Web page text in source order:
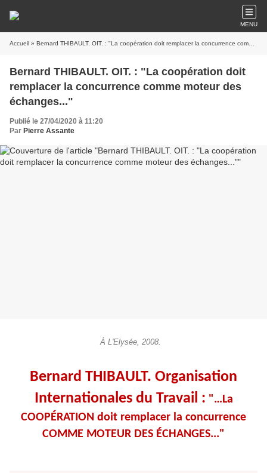
MENU
Accueil » Bernard THIBAULT. OIT. : "La coopération doit remplacer la concurrence comme moteur des échanges..."
Bernard THIBAULT. OIT. : "La coopération doit
remplacer la concurrence comme moteur des
échanges..."
Publié le 27/04/2020 à 11:20
Par Pierre Assante
À L'Elysée, 2008.
Bernard THIBAULT. Organisation
Internationales du Travail : "…La
COOPÉRATION doit remplacer la concurrence
COMME MOTEUR DES ÉCHANGES..."